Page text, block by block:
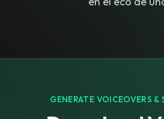
GENERATE VOICEOVERS